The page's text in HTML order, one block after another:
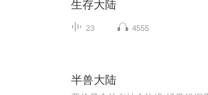
生存大陆
23 4555
半兽大陆